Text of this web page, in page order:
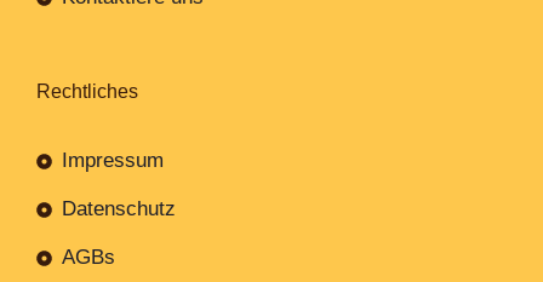
Rechtliches
Impressum
Datenschutz
AGBs